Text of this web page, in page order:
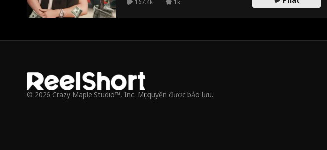
167.4k 1k
© 2026 Crazy Maple Studio™, Inc. Mọi quyền được bảo lưu.